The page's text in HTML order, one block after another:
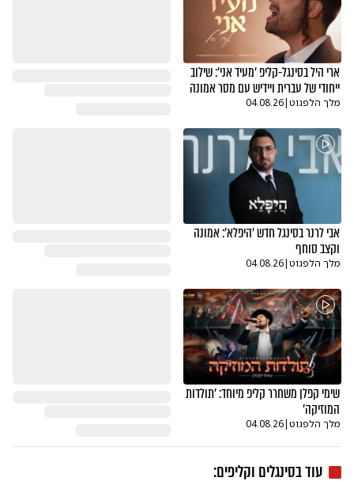
ארי היל בסינגל-קליפ 'מעיד אני': שילוב
ייחודי של עברית ויידיש עם מסר אמונה
מלך הלפגוט|
04.08.26
אבי לרנר בסינגל חדש 'היפלא': אמונה
וקצב סוחף
מלך הלפגוט|
04.08.26
שימי קפלן משחרר קליפ מיוחד: 'תולדות
המוזיקה'
מלך הלפגוט|
04.08.26
עוד בסינגלים וקליפים: